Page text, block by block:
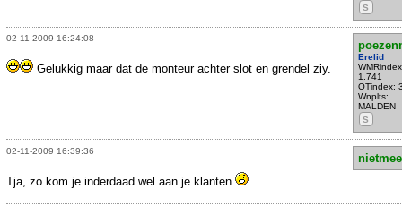
S
02-11-2009 16:24:08
Erelid
1.741
OTindex:
Wnplts:
MALDEN
S
Gelukkig maar dat de monteur achter slot en grendel ziy.
02-11-2009 16:39:36
Tja, zo kom je inderdaad wel aan je klanten